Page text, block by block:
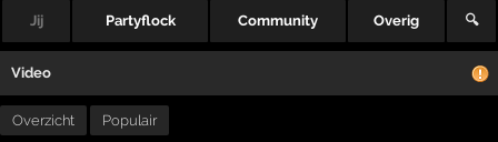
Jij Partyflock Community Overig 🔍
Video
Overzicht Populair